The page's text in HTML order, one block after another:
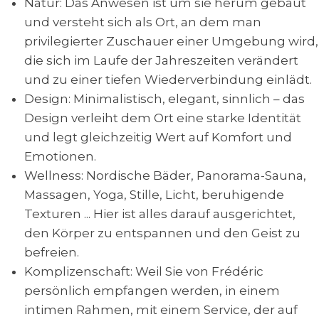
Natur: Das Anwesen ist um sie herum gebaut
und versteht sich als Ort, an dem man
privilegierter Zuschauer einer Umgebung wird,
die sich im Laufe der Jahreszeiten verändert
und zu einer tiefen Wiederverbindung einlädt.
Design: Minimalistisch, elegant, sinnlich – das
Design verleiht dem Ort eine starke Identität
und legt gleichzeitig Wert auf Komfort und
Emotionen.
Wellness: Nordische Bäder, Panorama-Sauna,
Massagen, Yoga, Stille, Licht, beruhigende
Texturen ... Hier ist alles darauf ausgerichtet,
den Körper zu entspannen und den Geist zu
befreien.
Komplizenschaft: Weil Sie von Frédéric
persönlich empfangen werden, in einem
intimen Rahmen, mit einem Service, der auf